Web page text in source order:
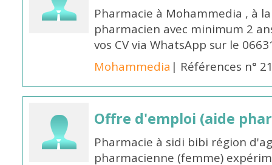
Pharmacie à Mohammedia , à
pharmacien avec minimum 2
vos CV via WhatsApp sur le
Mohammedia | Références n°
Offre d'emploi (aide
Pharmacie à sidi bibi région
pharmacienne (femme)